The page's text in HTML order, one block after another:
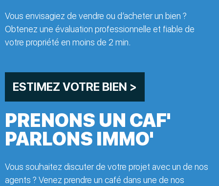
PRENONS UN CAF'
PARLONS IMMO'
Vous souhaitez discuter de votre projet avec un de nos
agents ? Venez prendre un café dans une de nos
Vous envisagiez de vendre ou d’acheter un bien ?
Obtenez une évaluation professionnelle et fiable de
votre propriété en moins de 2 min.
ESTIMEZ VOTRE BIEN >